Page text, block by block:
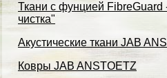
Ткани с фунцией FibreGuard
чистка"
Акустические ткани JAB
Ковры JAB ANSTOETZ